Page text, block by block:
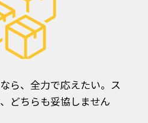
ら、全力で応えたい。ス
どちらも妥協しません